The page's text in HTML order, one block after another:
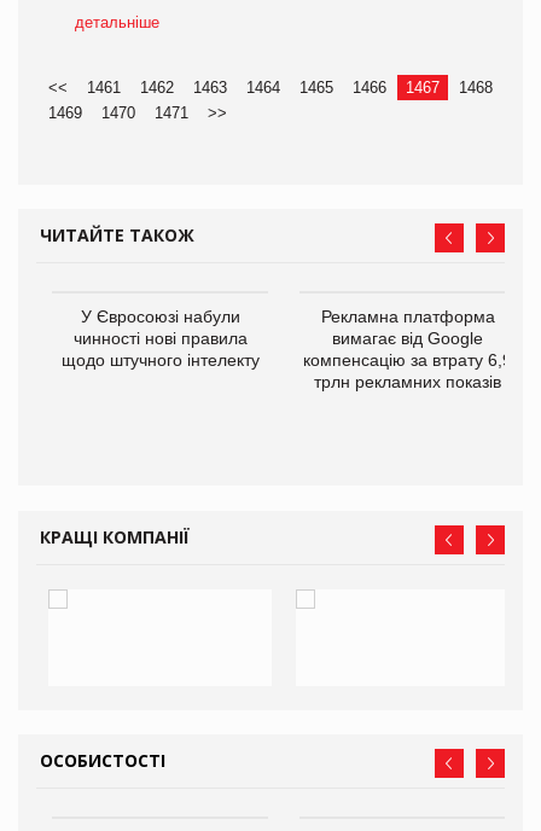
детальніше
<< 1461 1462 1463 1464 1465 1466 1467
1468
1469
1470 1471 >>
ЧИТАЙТЕ ТАКОЖ
У Євросоюзі набули
чинності нові правила
щодо штучного інтелекту
Рекламна платформа
вимагає від Google
компенсацію за втрату 6,9
трлн рекламних показів
КРАЩІ КОМПАНІЇ
ОСОБИСТОСТІ